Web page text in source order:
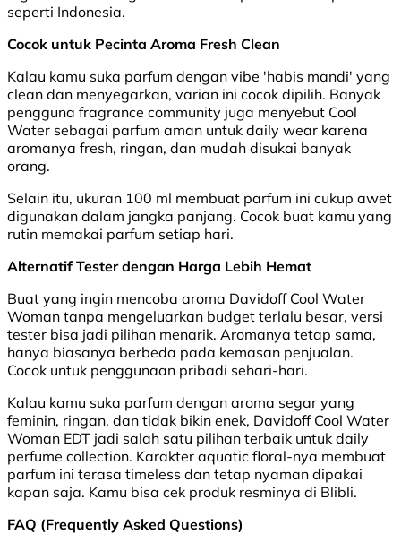
seperti Indonesia.
Cocok untuk Pecinta Aroma Fresh Clean
Kalau kamu suka parfum dengan vibe 'habis mandi' yang
clean dan menyegarkan, varian ini cocok dipilih. Banyak
pengguna fragrance community juga menyebut Cool
Water sebagai parfum aman untuk daily wear karena
aromanya fresh, ringan, dan mudah disukai banyak
orang.
Selain itu, ukuran 100 ml membuat parfum ini cukup awet
digunakan dalam jangka panjang. Cocok buat kamu yang
rutin memakai parfum setiap hari.
Alternatif Tester dengan Harga Lebih Hemat
Buat yang ingin mencoba aroma Davidoff Cool Water
Woman tanpa mengeluarkan budget terlalu besar, versi
tester bisa jadi pilihan menarik. Aromanya tetap sama,
hanya biasanya berbeda pada kemasan penjualan.
Cocok untuk penggunaan pribadi sehari-hari.
Kalau kamu suka parfum dengan aroma segar yang
feminin, ringan, dan tidak bikin enek, Davidoff Cool Water
Woman EDT jadi salah satu pilihan terbaik untuk daily
perfume collection. Karakter aquatic floral-nya membuat
parfum ini terasa timeless dan tetap nyaman dipakai
kapan saja. Kamu bisa cek produk resminya di Blibli.
FAQ (Frequently Asked Questions)